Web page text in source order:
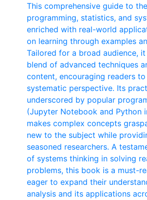
This comprehensive guide to
programming, statistics, and
enriched with real-world
on learning through examples
Tailored for a broad audience,
blend of advanced techniques
content, encouraging readers
systematic perspective. Its
underscored by popular
(Jupyter Notebook and Python
makes complex concepts
new to the subject while
seasoned researchers. A
of systems thinking in solving
problems, this book is a must-
eager to expand their
analysis and its applications